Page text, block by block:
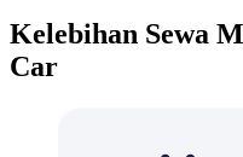
Kelebihan Sewa
Car